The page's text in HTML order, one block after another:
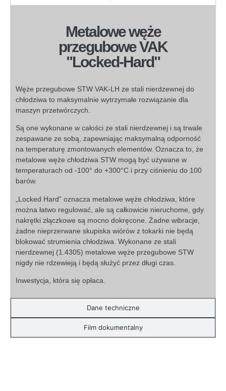
Dane techniczne
Film dokumentalny
Metalowe węże
przegubowe VAK
"Locked-Hard"
Węże przegubowe STW VAK-LH ze stali nierdzewnej do
chłodziwa to maksymalnie wytrzymałe rozwiązanie dla
maszyn przetwórczych.
Są one wykonane w całości ze stali nierdzewnej i są trwale
zespawane ze sobą, zapewniając maksymalną odporność
na temperaturę zmontowanych elementów. Oznacza to, że
metalowe węże chłodziwa STW mogą być używane w
temperaturach od -100° do +300°C i przy ciśnieniu do 100
barów.
„Locked Hard” oznacza metalowe węże chłodziwa, które
można łatwo regulować, ale są całkowicie nieruchome, gdy
nakrętki złączkowe są mocno dokręcone. Żadne wibracje,
żadne nieprzerwane skupiska wiórów z tokarki nie będą
blokować strumienia chłodziwa. Wykonane ze stali
nierdzewnej (1.4305) metalowe węże przegubowe STW
nigdy nie rdzewieją i będą służyć przez długi czas.
Inwestycja, która się opłaca.